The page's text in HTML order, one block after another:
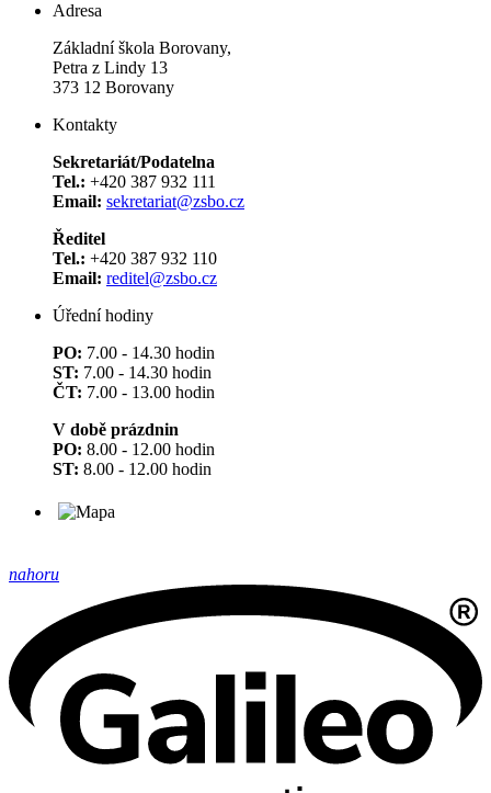
Adresa
Základní škola Borovany,
Petra z Lindy 13
373 12 Borovany
Kontakty
Sekretariát/Podatelna
Tel.: +420 387 932 111
Email: sekretariat@zsbo.cz
Ředitel
Tel.: +420 387 932 110
Email: reditel@zsbo.cz
Úřední hodiny
PO: 7.00 - 14.30 hodin
ST: 7.00 - 14.30 hodin
ČT: 7.00 - 13.00 hodin
V době prázdnin
PO: 8.00 - 12.00 hodin
ST: 8.00 - 12.00 hodin
nahoru